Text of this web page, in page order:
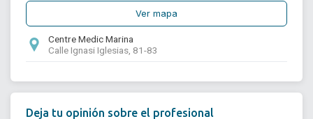
Ver mapa
Centre Medic Marina
Calle Ignasi Iglesias, 81-83
Deja tu opinión sobre el profesional